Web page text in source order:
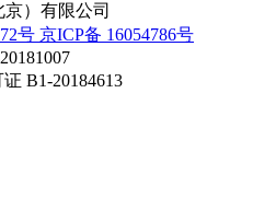
）有限公司
号 京ICP备 16054786号
B1-20184613